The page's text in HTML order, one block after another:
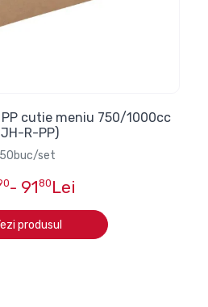
cutie meniu 750/1000cc
R-PP)
50buc/set
- 9180 Lei
produsul